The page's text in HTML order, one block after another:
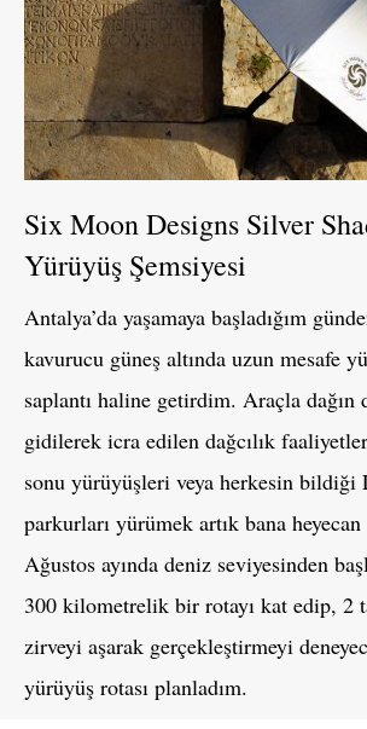
Six Moon Designs Silver
Yürüyüş Şemsiyesi
Antalya’da yaşamaya başladığım
kavurucu güneş altında uzun mesafe
saplantı haline getirdim. Araçla dağın
gidilerek icra edilen dağcılık
sonu yürüyüşleri veya herkesin
parkurları yürümek artık bana
Ağustos ayında deniz seviyesinden
300 kilometrelik bir rotayı kat edip, 2
zirveyi aşarak gerçekleştirmeyi
yürüyüş rotası planladım.